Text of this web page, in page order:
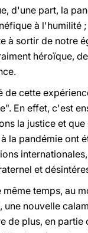
d'une part, la
à l'humilité
à sortir de notre
héroïque,
de cette
En effet, c'est
la justice et
la pandémie ont
et
même temps, au
une nouvelle
de plus, en